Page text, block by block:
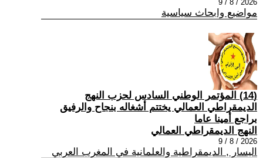
2026 / 8 / 9
مواضيع وابحاث سياسية
(14) المؤتمر الوطني السادس لحزب النهج
الديمقراطي العمالي يختتم أشغاله بنجاح والرفيق
براجع أمينا عاما
النهج الديمقراطي العمالي
2026 / 8 / 9
اليسار , الديمقراطية والعلمانية في المغرب العربي